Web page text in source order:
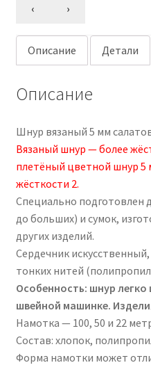
‹ ›
Описание Детали
Описание
Шнур вязаный 5 мм
Вязаный шнур — более
плетёный цветной шнур 5
жёсткости 2.
Специально подготовлен
до больших) и сумок,
других изделий.
Сердечник
тонких нитей
Особенность: шнур
швейной машинке.
Намотка — 100, 50 и 22
Состав: хлопок,
Форма намотки может